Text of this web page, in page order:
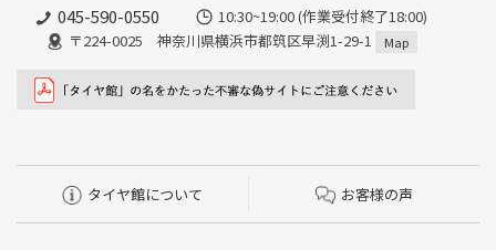
045-590-0550
10:30~19:00 (作業受付終了18:00)
〒224-0025 神奈川県横浜市都筑区早渕1-29-1
Map
タイヤ館について お客様の声